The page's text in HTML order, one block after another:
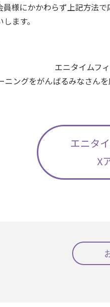
様にかかわらず上記方法で
ます。
エニタイムフ
ニングをがんばるみなさん
エニタ
X